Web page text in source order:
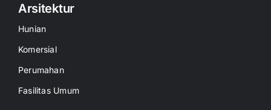
Arsitektur
Hunian
Komersial
Perumahan
Fasilitas Umum